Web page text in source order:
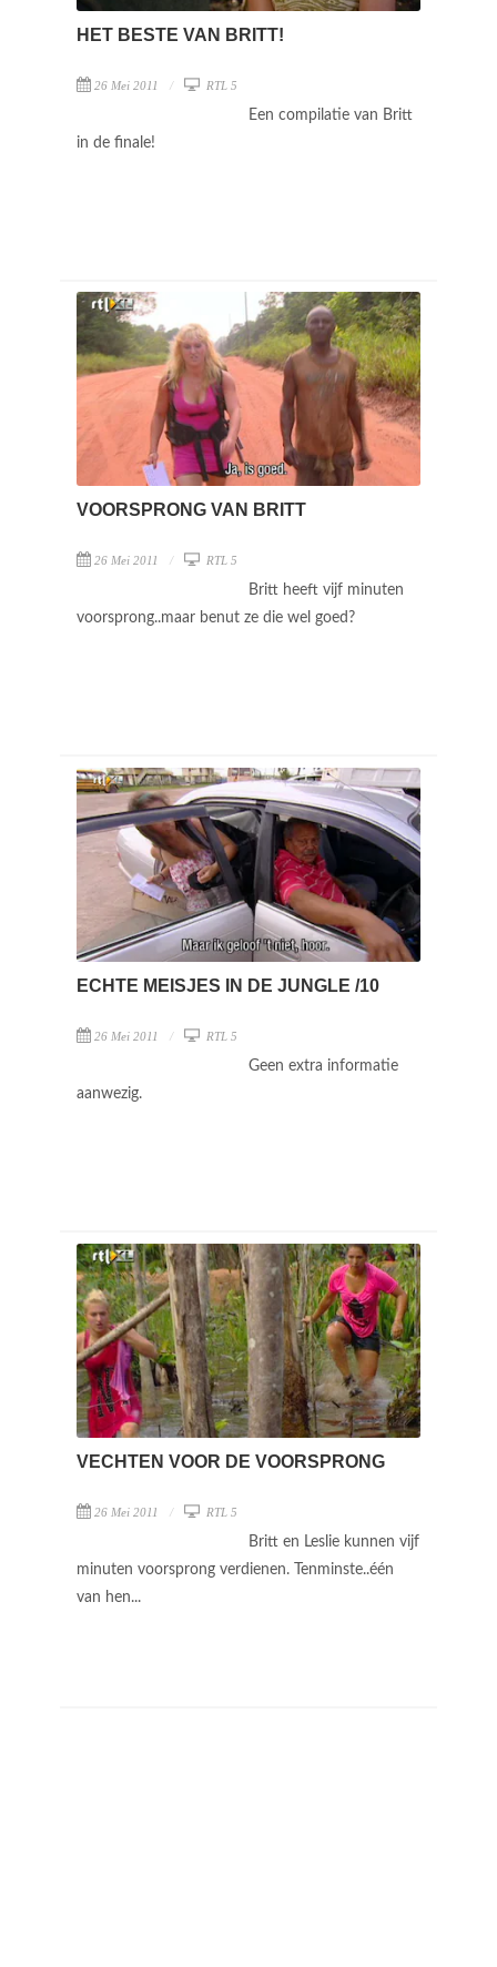
HET BESTE VAN BRITT!
26 Mei 2011 RTL 5
Een compilatie van Britt
in de finale!
VOORSPRONG VAN BRITT
26 Mei 2011 RTL 5
Britt heeft vijf minuten
voorsprong..maar benut ze die wel goed?
ECHTE MEISJES IN DE JUNGLE /10
26 Mei 2011 RTL 5
Geen extra informatie
aanwezig.
VECHTEN VOOR DE VOORSPRONG
26 Mei 2011 RTL 5
Britt en Leslie kunnen vijf
minuten voorsprong verdienen. Tenminste..één
van hen...